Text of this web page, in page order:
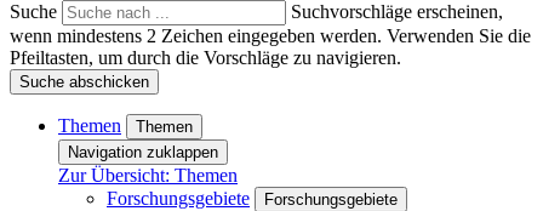
Suche
Suchvorschläge erscheinen,
wenn mindestens 2 Zeichen eingegeben werden. Verwenden Sie die
Pfeiltasten, um durch die Vorschläge zu navigieren.
Suche abschicken
Themen
Themen
Navigation zuklappen
Zur Übersicht: Themen
Forschungsgebiete
Forschungsgebiete